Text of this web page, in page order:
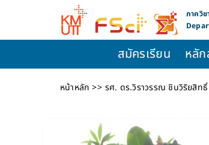
content
ภาควิ
สมัครเรียน หลั
หน้าหลัก รศ. ดร.วิราวรรณ ชินวิริยสิทธิ์